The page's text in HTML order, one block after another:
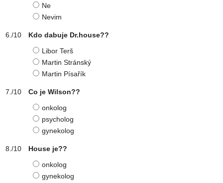
Ne
Nevim
Kdo dabuje Dr.house??
Libor Terš
Martin Stránský
Martin Písařík
Co je Wilson??
onkolog
psycholog
gynekolog
House je??
onkolog
gynekolog